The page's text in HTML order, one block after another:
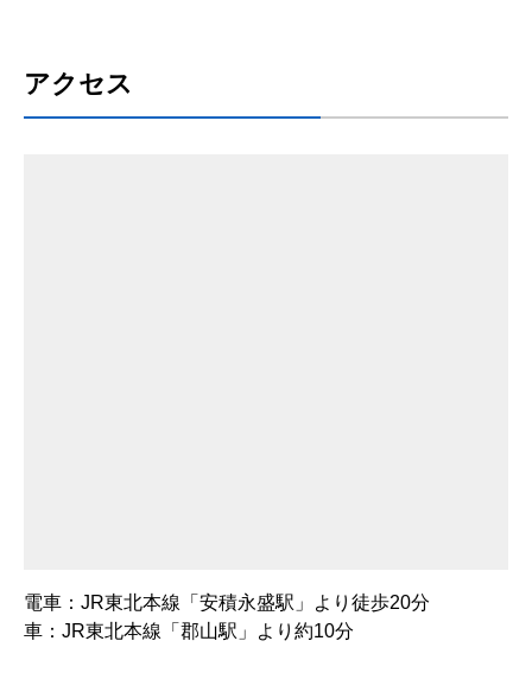
アクセス
電車：JR東北本線「安積永盛駅」より徒歩20分
車：JR東北本線「郡山駅」より約10分